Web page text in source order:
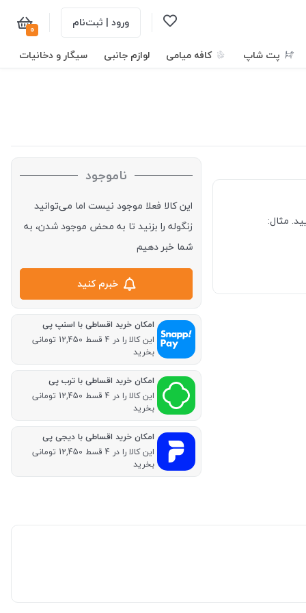
ورود | ثبت‌نام 0
پت شاپ کافه میامی لوازم جانبی سیگار و دخانیات
مثال:
ناموجود
این کالا فعلا موجود نیست اما می‌توانید
زنگوله را بزنید تا به محض موجود شدن، به
شما خبر دهیم
خبرم کنید
امکان خرید اقساطی با اسنپ پی
این کالا را در 4 قسط 12,450 تومانی
بخرید
امکان خرید اقساطی با ترب پی
این کالا را در 4 قسط 12,450 تومانی
بخرید
امکان خرید اقساطی با دیجی پی
این کالا را در 4 قسط 12,450 تومانی
بخرید